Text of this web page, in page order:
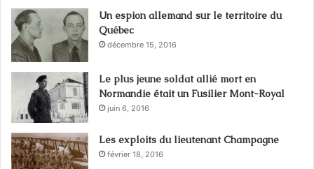
Un espion allemand sur le territoire du
Québec
décembre 15, 2016
Le plus jeune soldat allié mort en
Normandie était un Fusilier Mont-Royal
juin 6, 2016
Les exploits du lieutenant Champagne
février 18, 2016